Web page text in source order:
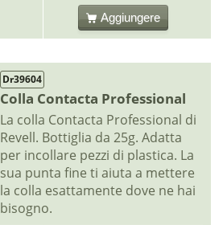
Aggiungere
Dr39604
Colla Contacta Professional
La colla Contacta Professional di
Revell. Bottiglia da 25g. Adatta
per incollare pezzi di plastica. La
sua punta fine ti aiuta a mettere
la colla esattamente dove ne hai
bisogno.